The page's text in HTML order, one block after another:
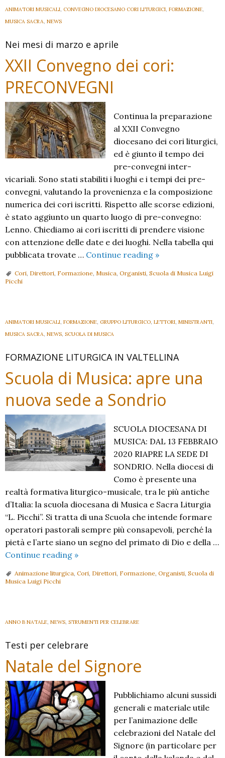
ANIMATORI MUSICALI, CONVEGNO DIOCESANO CORI LITURGICI, FORMAZIONE,
MUSICA SACRA, NEWS
Nei mesi di marzo e aprile
XXII Convegno dei cori:
PRECONVEGNI
Continua la preparazione
al XXII Convegno
diocesano dei cori liturgici,
ed è giunto il tempo dei
pre-convegni inter-
vicariali. Sono stati stabiliti i luoghi e i tempi dei pre-
convegni, valutando la provenienza e la composizione
numerica dei cori iscritti. Rispetto alle scorse edizioni,
è stato aggiunto un quarto luogo di pre-convegno:
Lenno. Chiediamo ai cori iscritti di prendere visione
con attenzione delle date e dei luoghi. Nella tabella qui
pubblicata trovate … Continue reading XXII
»
Cori, Direttori, Formazione, Musica, Organisti, Scuola di Musica Luigi
Picchi
ANIMATORI MUSICALI, FORMAZIONE, GRUPPO LITURGICO, LETTORI, MINISTRANTI,
MUSICA SACRA, NEWS, SCUOLA DI MUSICA
FORMAZIONE LITURGICA IN VALTELLINA
Scuola di Musica: apre una
nuova sede a Sondrio
SCUOLA DIOCESANA DI
MUSICA: DAL 13 FEBBRAIO
2020 RIAPRE LA SEDE DI
SONDRIO. Nella diocesi di
Como è presente una
realtà formativa liturgico-musicale, tra le più antiche
d’Italia: la scuola diocesana di Musica e Sacra Liturgia
“L. Picchi”. Si tratta di una Scuola che intende formare
operatori pastorali sempre più consapevoli, perché la
pietà e l’arte siano un segno del primato di Dio e della …
Continue reading Scuola
Musica:
a
»
Animazione liturgica, Cori, Direttori, Formazione, Organisti, Scuola di
Musica Luigi Picchi
ANNO B NATALE, NEWS, STRUMENTI PER CELEBRARE
Testi per celebrare
Natale del Signore
Pubblichiamo alcuni sussidi
generali e materiale utile
per l’animazione delle
celebrazioni del Natale del
Signore (in particolare per